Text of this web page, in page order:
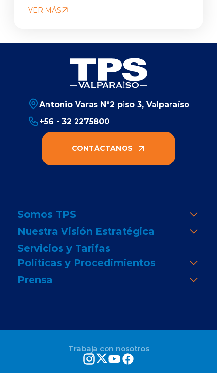
VER MÁS
Antonio Varas Nº2 piso 3, Valparaíso
+56 - 32 2275800
CONTÁCTANOS
Somos TPS
Nuestra Visión Estratégica
Servicios y Tarifas
Políticas y Procedimientos
Prensa
Trabaja con nosotros